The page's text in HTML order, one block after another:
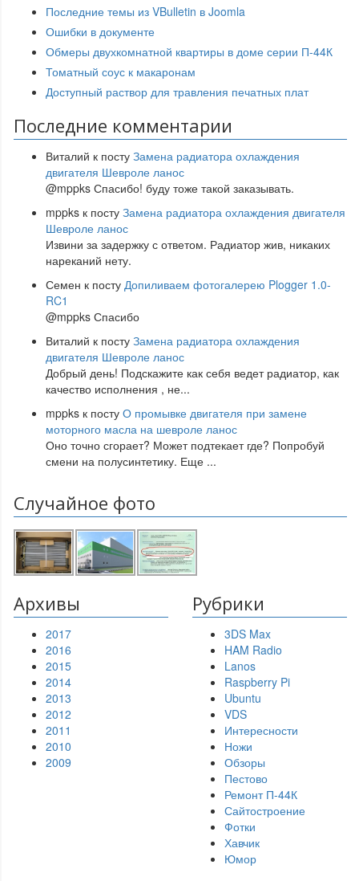
Последние темы из VBulletin в Joomla
Ошибки в документе
Обмеры двухкомнатной квартиры в доме серии П-44К
Томатный соус к макаронам
Доступный раствор для травления печатных плат
Последние комментарии
Виталий к посту Замена радиатора охлаждения
двигателя Шевроле ланос
@mppks Спасибо! буду тоже такой заказывать.
mppks к посту Замена радиатора охлаждения двигателя
Шевроле ланос
Извини за задержку с ответом. Радиатор жив, никаких
нареканий нету.
Семен к посту Допиливаем фотогалерею Plogger 1.0-
RC1
@mppks Спасибо
Виталий к посту Замена радиатора охлаждения
двигателя Шевроле ланос
Добрый день! Подскажите как себя ведет радиатор, как
качество исполнения , не...
mppks к посту О промывке двигателя при замене
моторного масла на шевроле ланос
Оно точно сгорает? Может подтекает где? Попробуй
смени на полусинтетику. Еще ...
Случайное фото
Архивы
2017
2016
2015
2014
2013
2012
2011
2010
2009
Рубрики
3DS Max
HAM Radio
Lanos
Raspberry Pi
Ubuntu
VDS
Интересности
Ножи
Обзоры
Пестово
Ремонт П-44К
Сайтостроение
Фотки
Хавчик
Юмор